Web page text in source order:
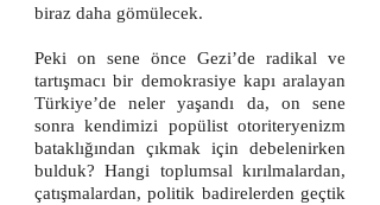
biraz daha gömülecek.
Peki on sene önce Gezi’de radikal ve
tartışmacı bir demokrasiye kapı aralayan
Türkiye’de neler yaşandı da, on sene
sonra kendimizi popülist otoriteryenizm
bataklığından çıkmak için debelenirken
bulduk? Hangi toplumsal kırılmalardan,
çatışmalardan, politik badirelerden geçtik